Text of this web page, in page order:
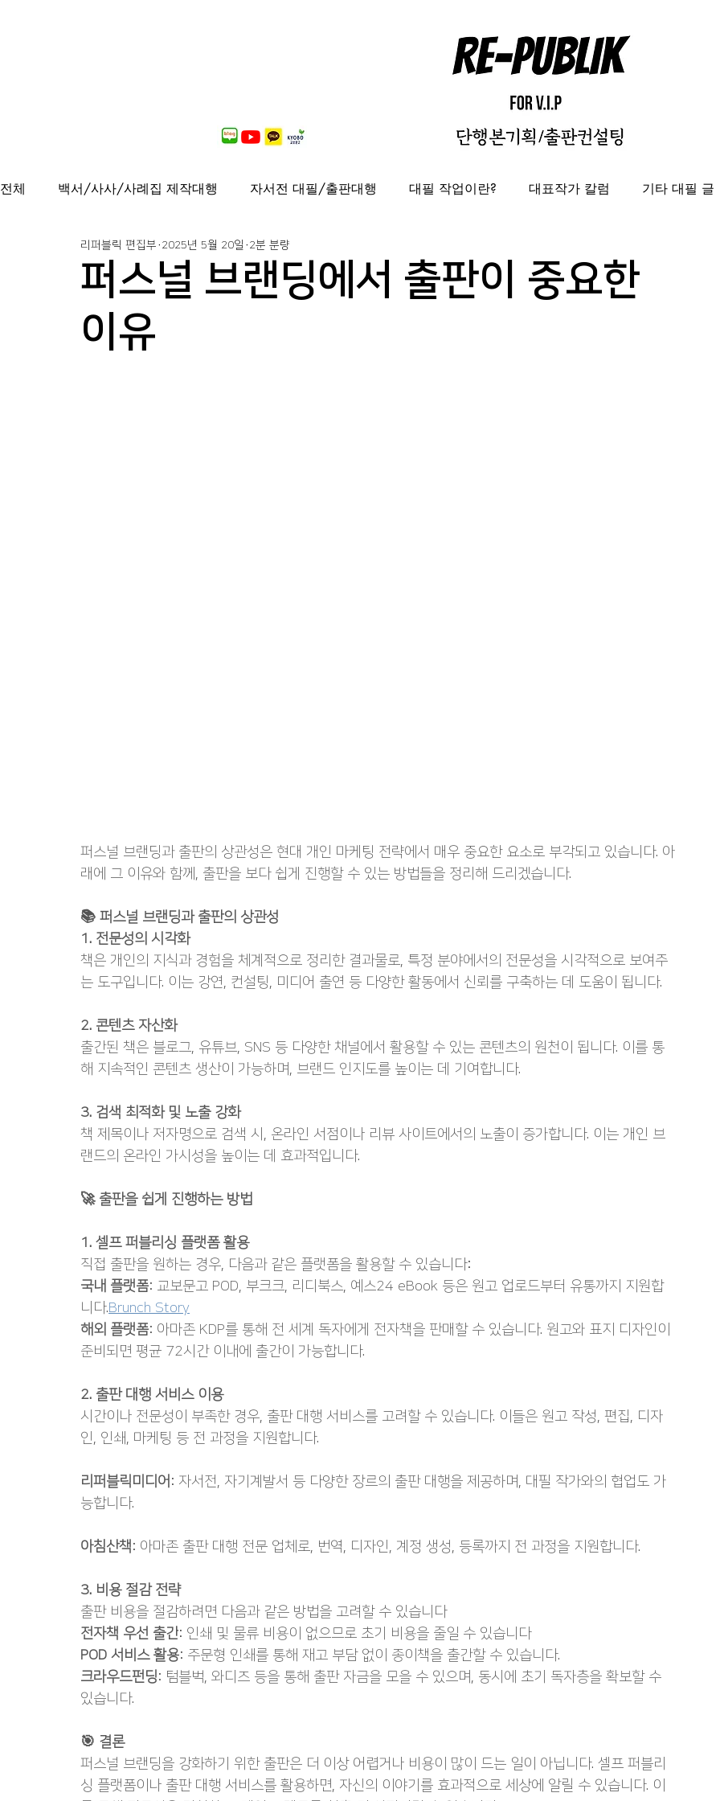
전체 백서/사사/사례집 제작대행 자서전 대필/출판대행 대필 작업이란? 대표작가 칼럼 기타 대필 글
출간도서 안내 연재중 사보/백서 제작대행
가이드북, 샘플북, 자료집 제작 대행
퍼스널 브랜딩에서 출판이 중요한
이유
리퍼블릭 편집부 2025년 5월 20일 2분 분량
퍼스널 브랜딩과 출판의 상관성은 현대 개인 마케팅 전략에서 매우 중요한 요소로 부각되고 있습니다. 아
래에 그 이유와 함께, 출판을 보다 쉽게 진행할 수 있는 방법들을 정리해 드리겠습니다.
📚 퍼스널 브랜딩과 출판의 상관성
1. 전문성의 시각화
책은 개인의 지식과 경험을 체계적으로 정리한 결과물로, 특정 분야에서의 전문성을 시각적으로 보여주
는 도구입니다. 이는 강연, 컨설팅, 미디어 출연 등 다양한 활동에서 신뢰를 구축하는 데 도움이 됩니다.
2. 콘텐츠 자산화
출간된 책은 블로그, 유튜브, SNS 등 다양한 채널에서 활용할 수 있는 콘텐츠의 원천이 됩니다. 이를 통
해 지속적인 콘텐츠 생산이 가능하며, 브랜드 인지도를 높이는 데 기여합니다.
3. 검색 최적화 및 노출 강화
책 제목이나 저자명으로 검색 시, 온라인 서점이나 리뷰 사이트에서의 노출이 증가합니다. 이는 개인 브
랜드의 온라인 가시성을 높이는 데 효과적입니다.
🚀 출판을 쉽게 진행하는 방법
1. 셀프 퍼블리싱 플랫폼 활용
직접 출판을 원하는 경우, 다음과 같은 플랫폼을 활용할 수 있습니다:
국내 플랫폼: 교보문고 POD, 부크크, 리디북스, 예스24 eBook 등은 원고 업로드부터 유통까지 지원합
니다.Brunch Story
해외 플랫폼: 아마존 KDP를 통해 전 세계 독자에게 전자책을 판매할 수 있습니다. 원고와 표지 디자인이
준비되면 평균 72시간 이내에 출간이 가능합니다.
2. 출판 대행 서비스 이용
시간이나 전문성이 부족한 경우, 출판 대행 서비스를 고려할 수 있습니다. 이들은 원고 작성, 편집, 디자
인, 인쇄, 마케팅 등 전 과정을 지원합니다.
리퍼블릭미디어 : 자서전, 자기계발서 등 다양한 장르의 출판 대행을 제공하며, 대필 작가와의 협업도 가
능합니다.
아침산책: 아마존 출판 대행 전문 업체로, 번역, 디자인, 계정 생성, 등록까지 전 과정을 지원합니다.
3. 비용 절감 전략
출판 비용을 절감하려면 다음과 같은 방법을 고려할 수 있습니다
전자책 우선 출간: 인쇄 및 물류 비용이 없으므로 초기 비용을 줄일 수 있습니다
POD 서비스 활용: 주문형 인쇄를 통해 재고 부담 없이 종이책을 출간할 수 있습니다.
크라우드펀딩: 텀블벅, 와디즈 등을 통해 출판 자금을 모을 수 있으며, 동시에 초기 독자층을 확보할 수
있습니다.
🎯 결론
퍼스널 브랜딩을 강화하기 위한 출판은 더 이상 어렵거나 비용이 많이 드는 일이 아닙니다. 셀프 퍼블리
싱 플랫폼이나 출판 대행 서비스를 활용하면, 자신의 이야기를 효과적으로 세상에 알릴 수 있습니다. 이